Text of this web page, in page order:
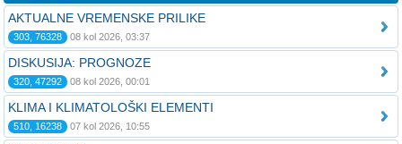
AKTUALNE VREMENSKE PRILIKE
303, 76328 08 kol 2026, 03:37
DISKUSIJA: PROGNOZE
320, 47292 08 kol 2026, 00:01
KLIMA I KLIMATOLOŠKI ELEMENTI
510, 16238 07 kol 2026, 10:55